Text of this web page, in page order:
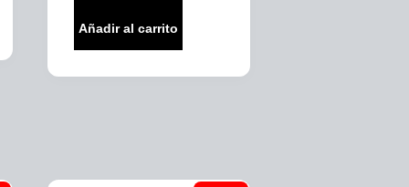
was:
$339,990.
is:
$270,000.
Añadir al carrito